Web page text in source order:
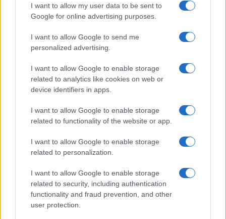
I want to allow my user data to be sent to
Google for online advertising purposes.
I want to allow Google to send me
personalized advertising.
I want to allow Google to enable storage
related to analytics like cookies on web or
device identifiers in apps.
I want to allow Google to enable storage
related to functionality of the website or app.
I want to allow Google to enable storage
related to personalization.
I want to allow Google to enable storage
related to security, including authentication
functionality and fraud prevention, and other
user protection.
Giovannimaria Cabras
Invia un Comunicato Stampa|Pubblicità|
Vuoi rimanere sempre aggiornato?
Iscriviti alla newsletter di Gallura Oggi e ricevi le nostre